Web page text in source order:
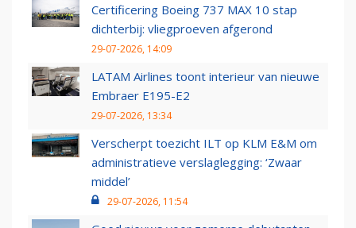
Certificering Boeing 737 MAX 10 stap
dichterbij: vliegproeven afgerond
29-07-2026, 14:09
LATAM Airlines toont interieur van nieuwe
Embraer E195-E2
29-07-2026, 13:34
Verscherpt toezicht ILT op KLM E&M om
administratieve verslaglegging: ‘Zwaar
middel’
29-07-2026, 11:54